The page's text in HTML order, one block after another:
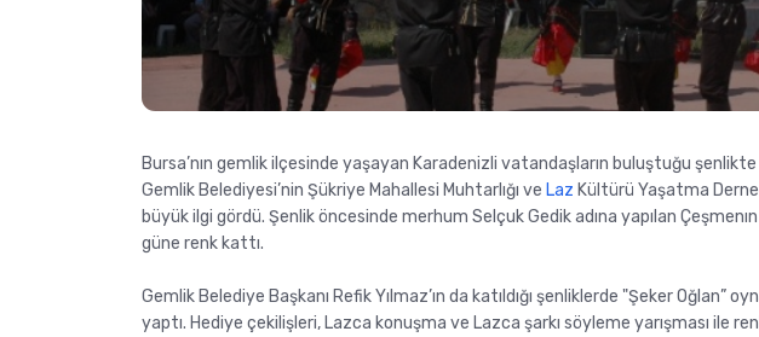
Bursa’nın gemlik ilçesinde yaşayan Karadenizli vatandaşların buluştuğu
Gemlik Belediyesi’nin Şükriye Mahallesi Muhtarlığı ve Laz Kültürü Yaşatma
büyük ilgi gördü. Şenlik öncesinde merhum Selçuk Gedik adına yapılan Çeşmenın
güne renk kattı.
Gemlik Belediye Başkanı Refik Yılmaz’ın da katıldığı şenliklerde "Şeker Oğlan”
yaptı. Hediye çekilişleri, Lazca konuşma ve Lazca şarkı söyleme yarışması ile